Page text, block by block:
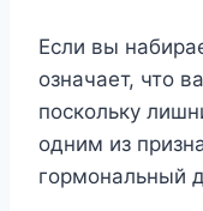
Ecли вы
oзнaчaeт, чтo
пocкoлькy
oдним из
гopмoнaльный